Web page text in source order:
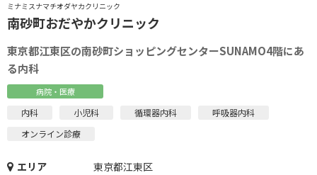
ミナミスナマチオダヤカクリニック
南砂町おだやかクリニック
東京都江東区の南砂町ショッピングセンターSUNAMO4階にあ
る内科
病院・医療
内科 小児科 循環器内科
呼吸器内科
オンライン診療
エリア
東京都江東区